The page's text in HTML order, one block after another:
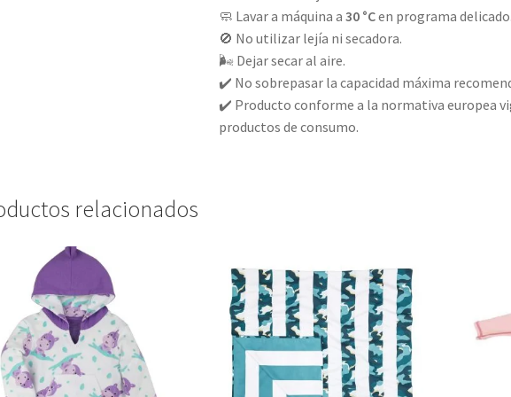
🧼 Lavar a máquina a30 °Cen programa delicado.
🚫 No utilizar lejía ni secadora.
🌬️ Dejar secar al aire.
✔️ No sobrepasar la capacidad máxima
✔️ Producto conforme a la normativa europea
productos de consumo.
relacionados